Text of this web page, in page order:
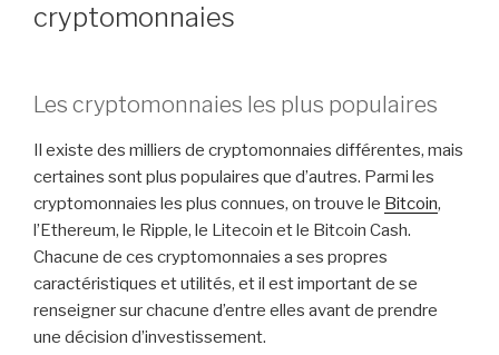
cryptomonnaies
Les cryptomonnaies les plus populaires
Il existe des milliers de cryptomonnaies différentes, mais
certaines sont plus populaires que d’autres. Parmi les
cryptomonnaies les plus connues, on trouve le Bitcoin,
l’Ethereum, le Ripple, le Litecoin et le Bitcoin Cash.
Chacune de ces cryptomonnaies a ses propres
caractéristiques et utilités, et il est important de se
renseigner sur chacune d’entre elles avant de prendre
une décision d’investissement.